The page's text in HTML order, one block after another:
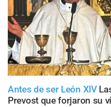
Antes de ser León XIV
Prevost que forjaron su